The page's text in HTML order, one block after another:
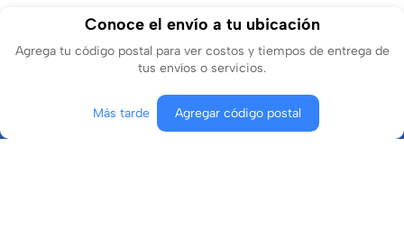
Conoce el envío a tu ubicación
Agrega tu código postal para ver costos y tiempos de entrega de
tus envíos o servicios.
Más tarde Agregar código postal